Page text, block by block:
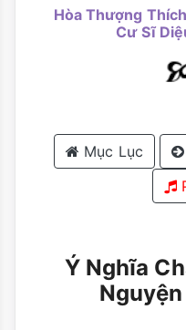
Hòa Thượng
Cư Sĩ
Mục Lục
Ý Nghĩa